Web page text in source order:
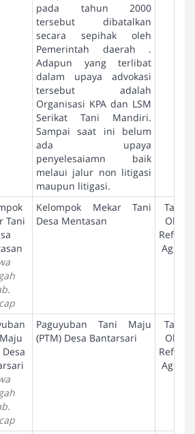
pada tahun 2000
tersebut dibatalkan
secara sepihak oleh
Pemerintah daerah .
Adapun yang terlibat
dalam upaya advokasi
tersebut adalah
Organisasi KPA dan LSM
Serikat Tani Mandiri.
Sampai saat ini belum
ada upaya
penyelesaiamn baik
melaui jalur non litigasi
maupun litigasi.
Tani
Kelompok Mekar Tani
Desa Mentasan
Tanah
Objek
Agraria
Desa
Paguyuban Tani Maju
(PTM) Desa Bantarsari
Tanah
Objek
Agraria